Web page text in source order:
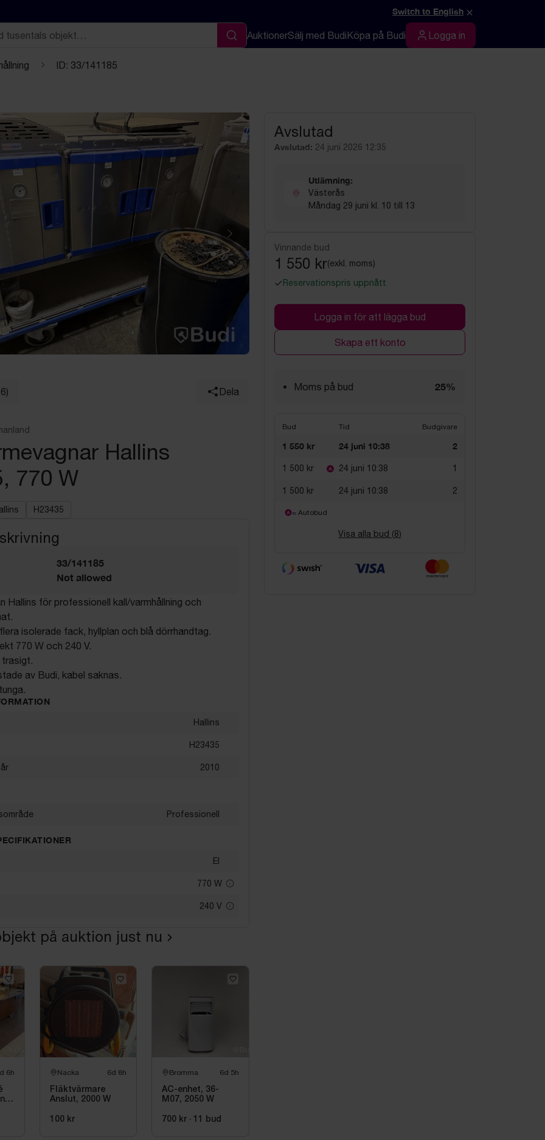
Switch to English ×
Sök
AuktionerSälj med BudiKöpa på Budi Logga in
Logga in
ID: 33/141185
Nästa
Dela
Hallins
770 W
H23435
33/141185
Not allowed
Hallins för professionell kall/varmhållning och
isolerade fack, hyllplan och blå dörrhandtag.
770 W och 240 V.
av Budi, kabel saknas.
Hallins
H23435
2010
Professionell
El
770 W
240 V
på auktion just nu
6h Nacka 6d 8h
Fläktvärmare
Anslut, 2000 W
100 kr
Bromma 6d 5h
AC-enhet, 36-
M07, 2050 W
700 kr · 11 bud
Avslutad
Avslutad: 24 juni 2026 12:35
Utlämning:
Västerås
Måndag 29 juni kl. 10 till 13
Vinnande bud
1 550 kr(exkl. moms)
Reservationspris uppnått
Logga in för att lägga bud
Skapa ett konto
Moms på bud 25%
Bud Tid Budgivare
1 550 kr 24 juni 10:38 2
1 500 kr 24 juni 10:38 1
1 500 kr 24 juni 10:38 2
= Autobud
Visa alla bud (8)